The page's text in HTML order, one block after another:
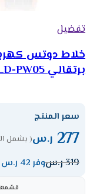
تفضيل
برتقالي BLD-PW05
سعر المنتج
277 ر.س( يشمل
319ر.سوفر 42 ر.س